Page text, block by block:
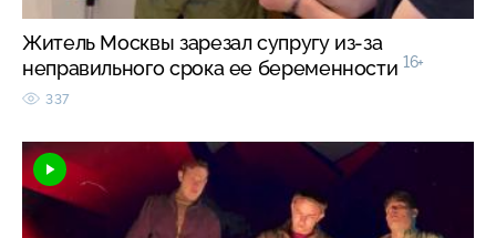
Житель Москвы зарезал супругу из-за
неправильного срока ее беременности 16+
337